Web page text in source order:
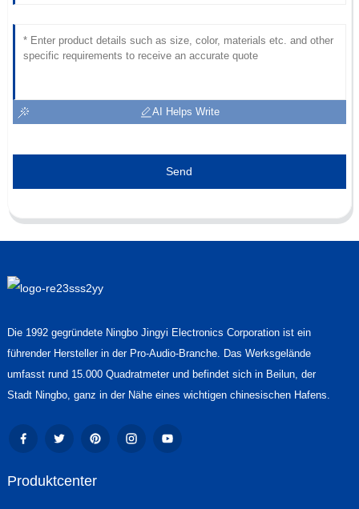
AI Helps Write
Send
Die 1992 gegründete Ningbo Jingyi Electronics Corporation ist ein
führender Hersteller in der Pro-Audio-Branche. Das Werksgelände
umfasst rund 15.000 Quadratmeter und befindet sich in Beilun, der
Stadt Ningbo, ganz in der Nähe eines wichtigen chinesischen Hafens.
Produktcenter